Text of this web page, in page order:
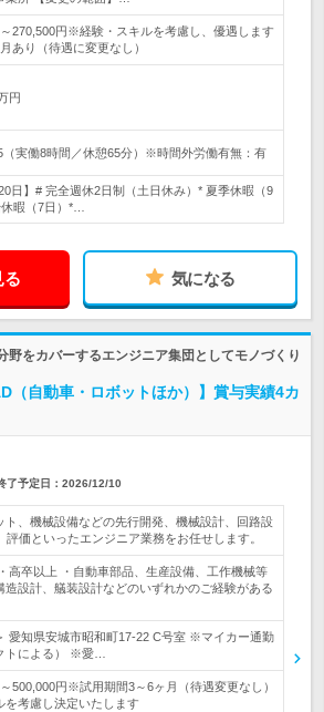
270,500円※経験・スキルを考慮し、優遇します
あり（待遇に変更なし）
円
（実働8時間／休憩65分）※時間外労働有無：有
日】# 完全週休2日制（土日休み）* 夏季休暇（9
暇（7日）*…
る 気になる
野をカバーするエンジニア集団としてモノづくり
（自動車・ロボットほか）】賞与実績4カ
了予定日： 2026/12/10
ト、機械設備などの先行開発、機械設計、回路設
評価といったエンジニア業務をお任せします。
高卒以上 ・自動車部品、生産設備、工作機械等
造設計、艤装設計などのいずれかのご経験がある
愛知県安城市昭和町17-22 C号室 ※マイカー通勤
トによる） ※愛…
500,000円※試用期間3～6ヶ月（待遇変更なし）
考慮し決定いたします